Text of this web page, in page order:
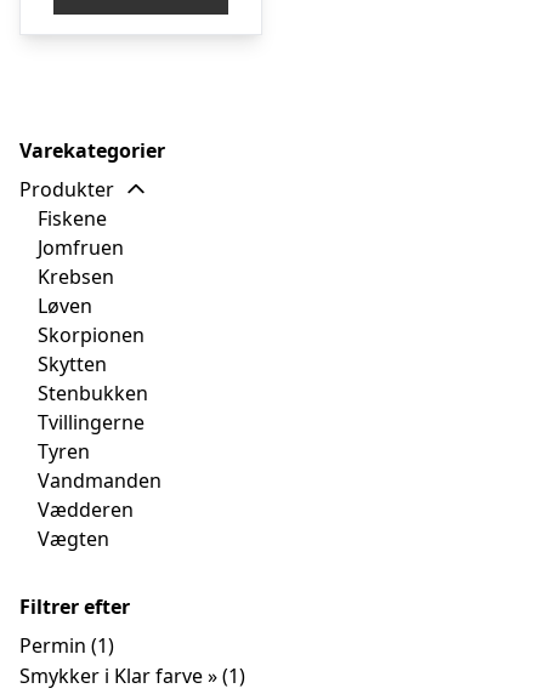
Varekategorier
Produkter
Fiskene
Jomfruen
Krebsen
Løven
Skorpionen
Skytten
Stenbukken
Tvillingerne
Tyren
Vandmanden
Vædderen
Vægten
Filtrer efter
Permin (1)
Smykker i Klar farve »(1)